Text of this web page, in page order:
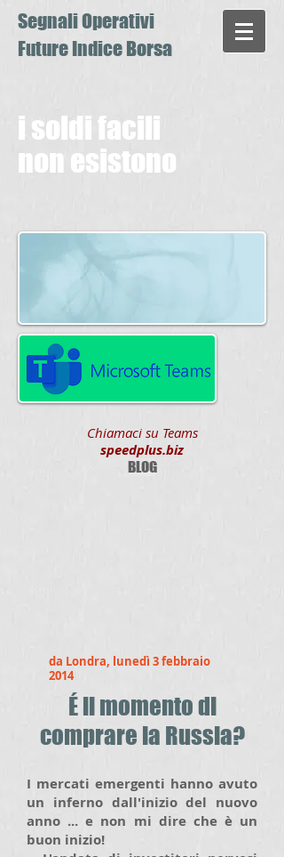
Segnali Operativi
Future Indice Borsa
i soldi facili
non esistono
Chiamaci su Teams
speedplus.biz
BLOG
da Londra, lunedì 3 febbraio
2014
É il momento di
comprare la Russia?
I mercati emergenti hanno avuto
un inferno dall'inizio del nuovo
anno ... e non mi dire che è un
buon inizio!